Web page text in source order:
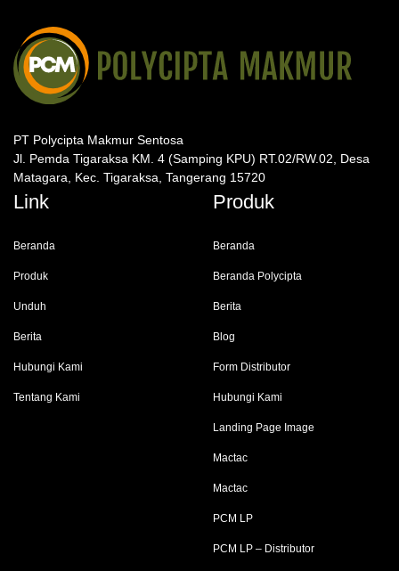
PT Polycipta Makmur Sentosa
Jl. Pemda Tigaraksa KM. 4 (Samping KPU) RT.02/RW.02, Desa
Matagara, Kec. Tigaraksa, Tangerang 15720
Link
Beranda
Produk
Unduh
Berita
Hubungi Kami
Tentang Kami
Produk
Beranda
Beranda Polycipta
Berita
Blog
Form Distributor
Hubungi Kami
Landing Page Image
Mactac
Mactac
PCM LP
PCM LP – Distributor